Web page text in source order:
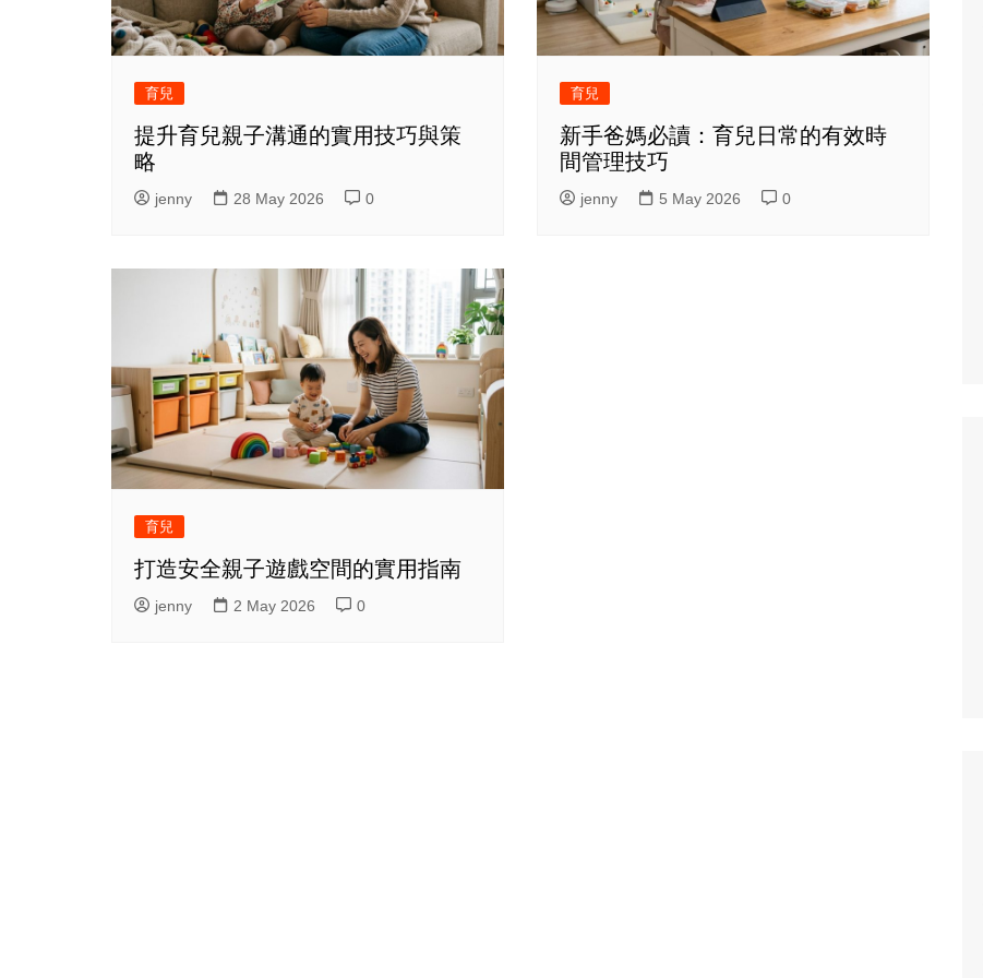
育兒
提升育兒親子溝通的實用技巧與策
略
jenny 28 May 2026 0
育兒
新手爸媽必讀：育兒日常的有效時
間管理技巧
jenny 5 May 2026 0
育兒
打造安全親子遊戲空間的實用指南
jenny 2 May 2026 0